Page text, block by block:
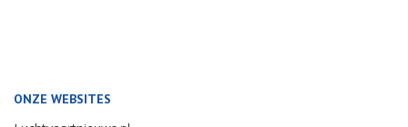
ONZE WEBSITES